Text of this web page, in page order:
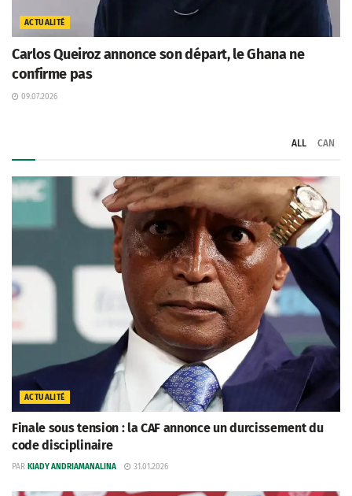
ACTUALITÉ
Carlos Queiroz annonce son départ, le Ghana ne
confirme pas
09.07.2026
ALL CAN
ACTUALITÉ
Finale sous tension : la CAF annonce un durcissement du
code disciplinaire
PAR KIADY ANDRIAMANALINA 31.01.2026